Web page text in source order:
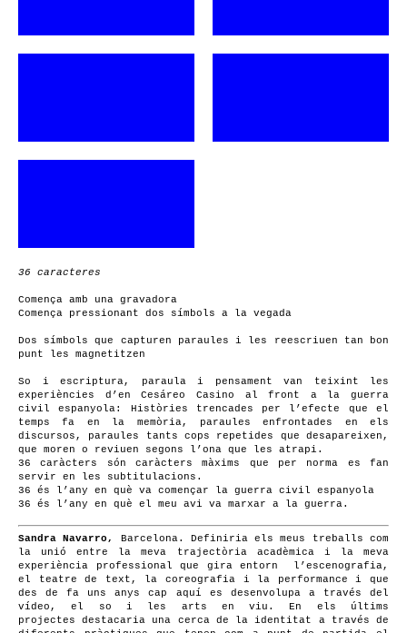
36 caracteres
Comença amb una gravadora
Comença pressionant dos símbols a la vegada
Dos símbols que capturen paraules i les reescriuen tan bon
punt les magnetitzen
So i escriptura, paraula i pensament van teixint les
experiències d’en Cesáreo Casino al front a la guerra
civil espanyola: Històries trencades per l’efecte que el
temps fa en la memòria, paraules enfrontades en els
discursos, paraules tants cops repetides que desapareixen,
que moren o reviuen segons l’ona que les atrapi.
36 caràcters són caràcters màxims que per norma es fan
servir en les subtitulacions.
36 és l’any en què va començar la guerra civil espanyola
36 és l’any en què el meu avi va marxar a la guerra.
Sandra Navarro,
Barcelona. Definiria els meus treballs com
la unió entre la meva trajectòria acadèmica i la meva
experiència professional que gira entorn l’escenografia,
el teatre de text, la coreografia i la performance i que
des de fa uns anys cap aquí es desenvolupa a través del
vídeo, el so i les arts en viu. En els últims
projectes destacaria una cerca de la identitat a través de